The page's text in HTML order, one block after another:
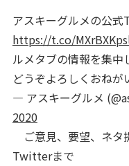
アスキーグルメの公
https://t.co/
ルメタブの情報を集中
どうぞよろしくおね
— アスキーグルメ
2020
ご意見、要望、ネタ
Twitterまで